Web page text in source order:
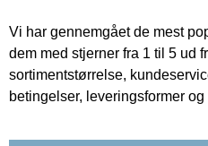
Vi har gennemgået de mest
dem med stjerner fra 1 til 5 ud
sortimentstørrelse,
betingelser, leveringsformer